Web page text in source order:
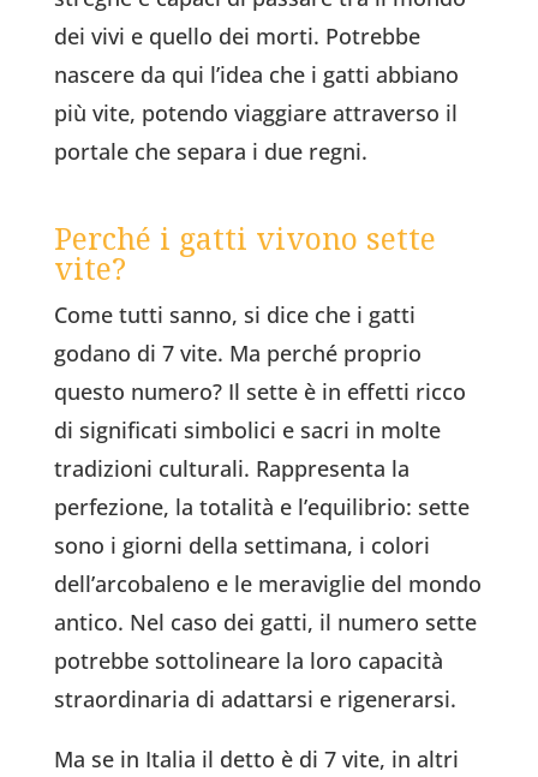
dei vivi e quello dei morti. Potrebbe
nascere da qui l’idea che i gatti abbiano
più vite, potendo viaggiare attraverso il
portale che separa i due regni.
Perché i gatti vivono sette
vite?
Come tutti sanno, si dice che i gatti
godano di 7 vite. Ma perché proprio
questo numero? Il sette è in effetti ricco
di significati simbolici e sacri in molte
tradizioni culturali. Rappresenta la
perfezione, la totalità e l’equilibrio: sette
sono i giorni della settimana, i colori
dell’arcobaleno e le meraviglie del mondo
antico. Nel caso dei gatti, il numero sette
potrebbe sottolineare la loro capacità
straordinaria di adattarsi e rigenerarsi.
Ma se in Italia il detto è di 7 vite, in altri